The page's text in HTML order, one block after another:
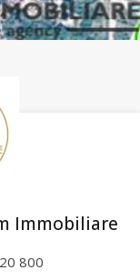
Immobiliare
800